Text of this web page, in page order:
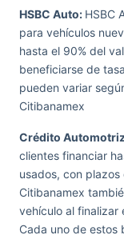
HSBC Auto: HSBC
para vehículos
hasta el 90% del
beneficiarse de
pueden variar
Citibanamex
Crédito
clientes financiar
usados, con
Citibanamex
vehículo al finalizar
Cada uno de estos